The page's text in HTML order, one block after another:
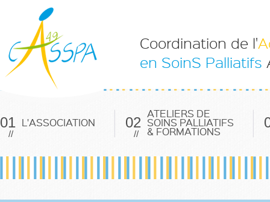
Coordination de l'
en SoinS Palliatifs
01
//
L'ASSOCIATION 02
//
ATELIERS DE
SOINS PALLIATIFS
& FORMATIONS